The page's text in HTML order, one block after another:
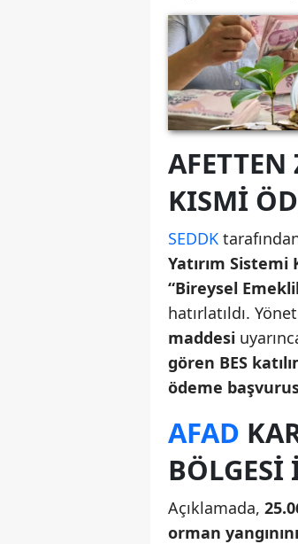
KISMI
SEDDK
Yatırım Sistemi
“Bireysel
hatırlatıldı.
maddesi
gören BES
ödeme
AFAD
Açıklamada,
orman